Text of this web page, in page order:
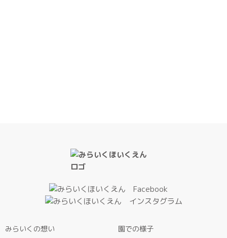
みらいくの想い
園での様子